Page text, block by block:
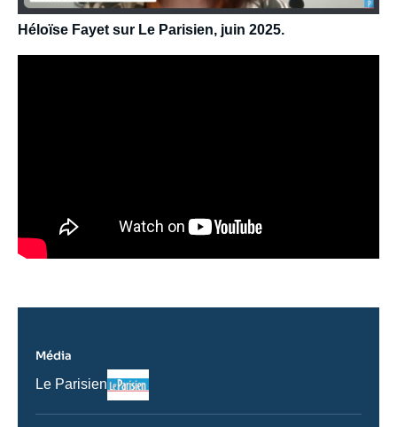
Héloïse Fayet sur Le Parisien, juin 2025.
Média
Nom
journal,
Le Parisien
Logo